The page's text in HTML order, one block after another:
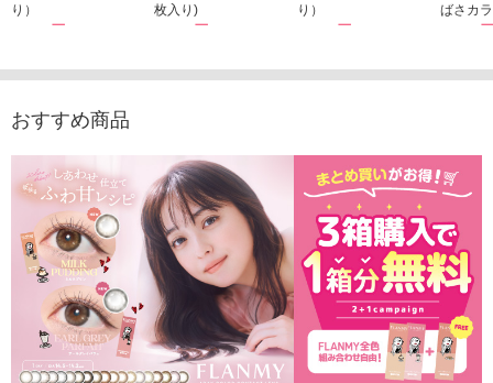
り）
1,760円
枚入り)
1,815円
り）
1,760円
ばさカ
1,848
おすすめ商品